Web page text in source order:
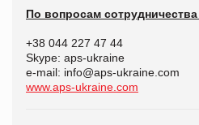
По вопросам
+38 044 227 47 44
Skype: aps-ukraine
e-mail: info@aps-ukraine.com
www.aps-ukraine.com